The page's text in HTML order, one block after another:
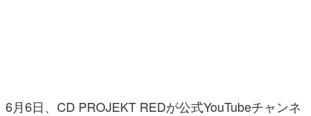
その他
6月6日、CD PROJEKT REDが公式YouTubeチャンネ